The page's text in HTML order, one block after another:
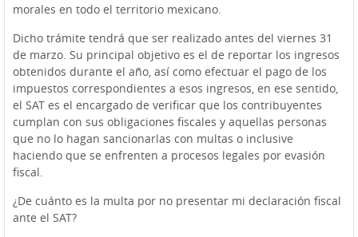
morales en todo el territorio mexicano.
Dicho trámite tendrá que ser realizado antes del viernes 31
de marzo. Su principal objetivo es el de reportar los ingresos
obtenidos durante el año, así como efectuar el pago de los
impuestos correspondientes a esos ingresos, en ese sentido,
el SAT es el encargado de verificar que los contribuyentes
cumplan con sus obligaciones fiscales y aquellas personas
que no lo hagan sancionarlas con multas o inclusive
haciendo que se enfrenten a procesos legales por evasión
fiscal.
¿De cuánto es la multa por no presentar mi declaración fiscal
ante el SAT?